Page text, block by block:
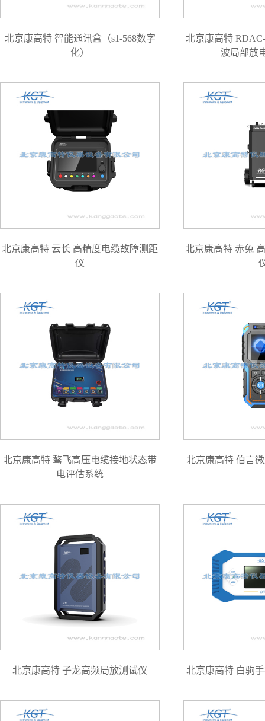
北京康高特 智能通讯盒（s1-568数字
化）
北京康高特
波局部放
北京康高特 云长 高精度电缆故障测距
仪
北京康高特 赤兔
北京康高特 骜飞高压电缆接地状态带
电评估系统
北京康高特 伯言
北京康高特 子龙高频局放测试仪 北京康高特 白驹